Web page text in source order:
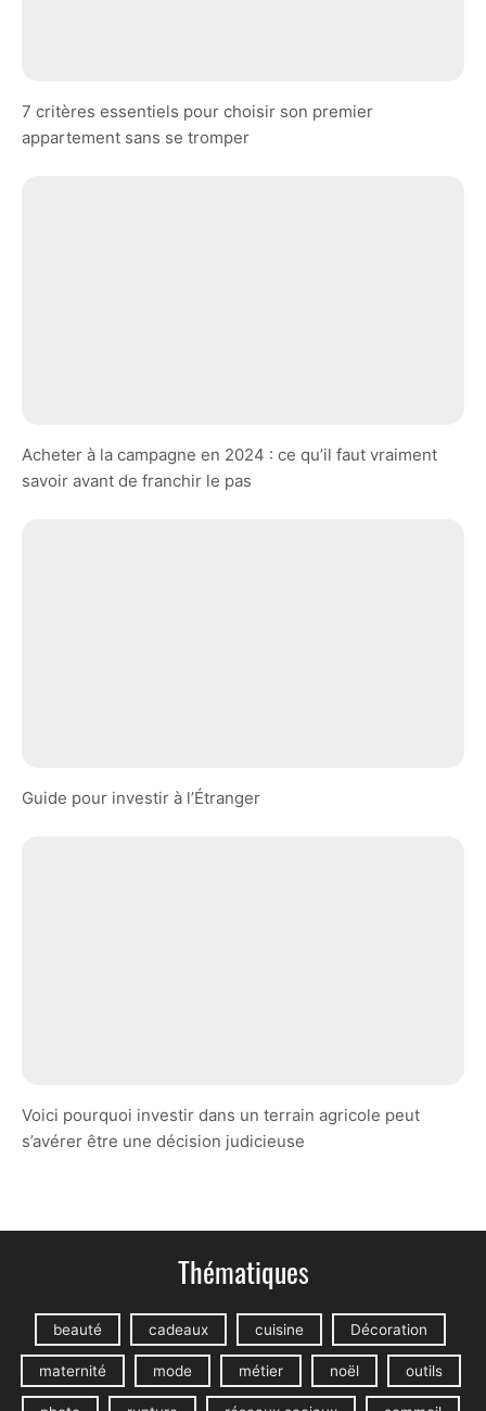
7 critères essentiels pour choisir son premier
appartement sans se tromper
Acheter à la campagne en 2024 : ce qu’il faut vraiment
savoir avant de franchir le pas
Guide pour investir à l’Étranger
Voici pourquoi investir dans un terrain agricole peut
s’avérer être une décision judicieuse
Thématiques
beauté cadeaux cuisine Décoration
maternité mode métier noël outils